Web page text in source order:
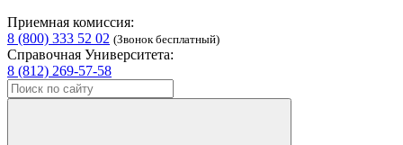
Приемная комиссия:
8 (800) 333 52 02 (Звонок бесплатный)
Справочная Университета:
8 (812) 269-57-58